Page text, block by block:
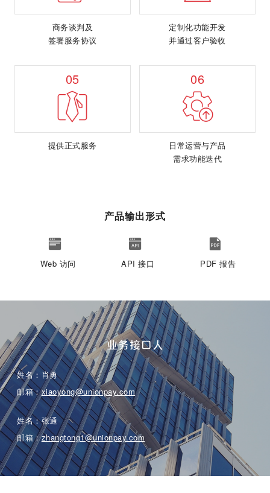
商务谈判及
签署服务协议
定制化功能开发
并通过客户验收
05
提供正式服务
06
日常运营与产品
需求功能迭代
产品输出形式
Web 访问 API 接口 PDF 报告
业务接口人
姓名：肖勇
邮箱：xiaoyong@unionpay.com
姓名：张通
邮箱：zhangtong1@unionpay.com